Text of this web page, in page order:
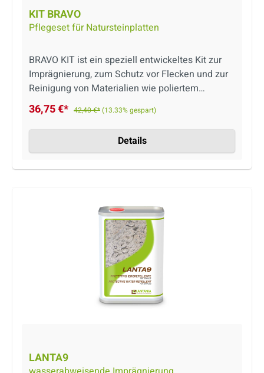
KIT BRAVO
Pflegeset für Natursteinplatten
BRAVO KIT ist ein speziell entwickeltes Kit zur
Imprägnierung, zum Schutz vor Flecken und zur
Reinigung von Materialien wie poliertem
Marmor, Granit und Steingut. Das Produkt ist
wasser-u. ölabweisend sowie auf Wasserbasis!
Auch säurefrei und lebensmittelecht.
36,75 €* 42,40 €*(13.33% gespart)
Details
LANTA9